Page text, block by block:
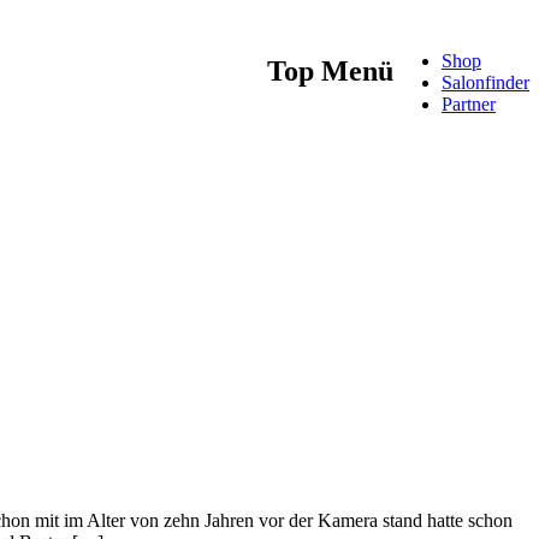
Top Menü
Shop
Salonfinder
Partner
mit im Alter von zehn Jahren vor der Kamera stand hatte schon